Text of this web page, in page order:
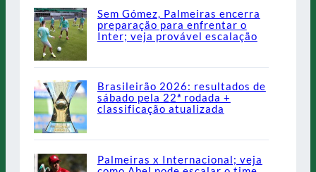
Sem Gómez, Palmeiras encerra
preparação para enfrentar o
Inter; veja provável escalação
Brasileirão 2026: resultados de
sábado pela 22ª rodada +
classificação atualizada
Palmeiras x Internacional; veja